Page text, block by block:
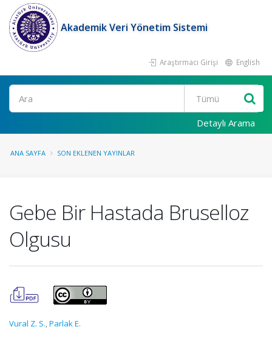
Akademik Veri Yönetim Sistemi
Araştırmacı Girişi English
Ara
Detaylı Arama
ANA SAYFA SON EKLENEN YAYINLAR
Gebe Bir Hastada Bruselloz
Olgusu
Vural Z. S.,Parlak E.